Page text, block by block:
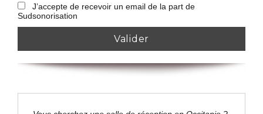
J’accepte de recevoir un email de la part de
Sudsonorisation